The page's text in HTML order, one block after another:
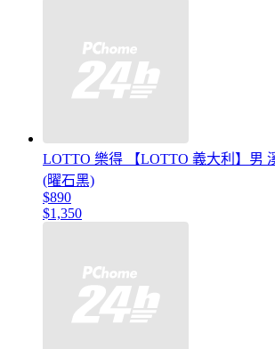
LOTTO 樂得 【LOTTO 義大利】男
(曜石黑)
$890
$1,350